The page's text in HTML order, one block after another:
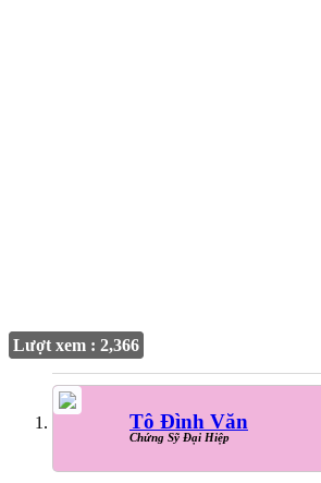
Lượt xem : 2,366
Tô Đình Văn
Chứng Sỹ Đại Hiệp